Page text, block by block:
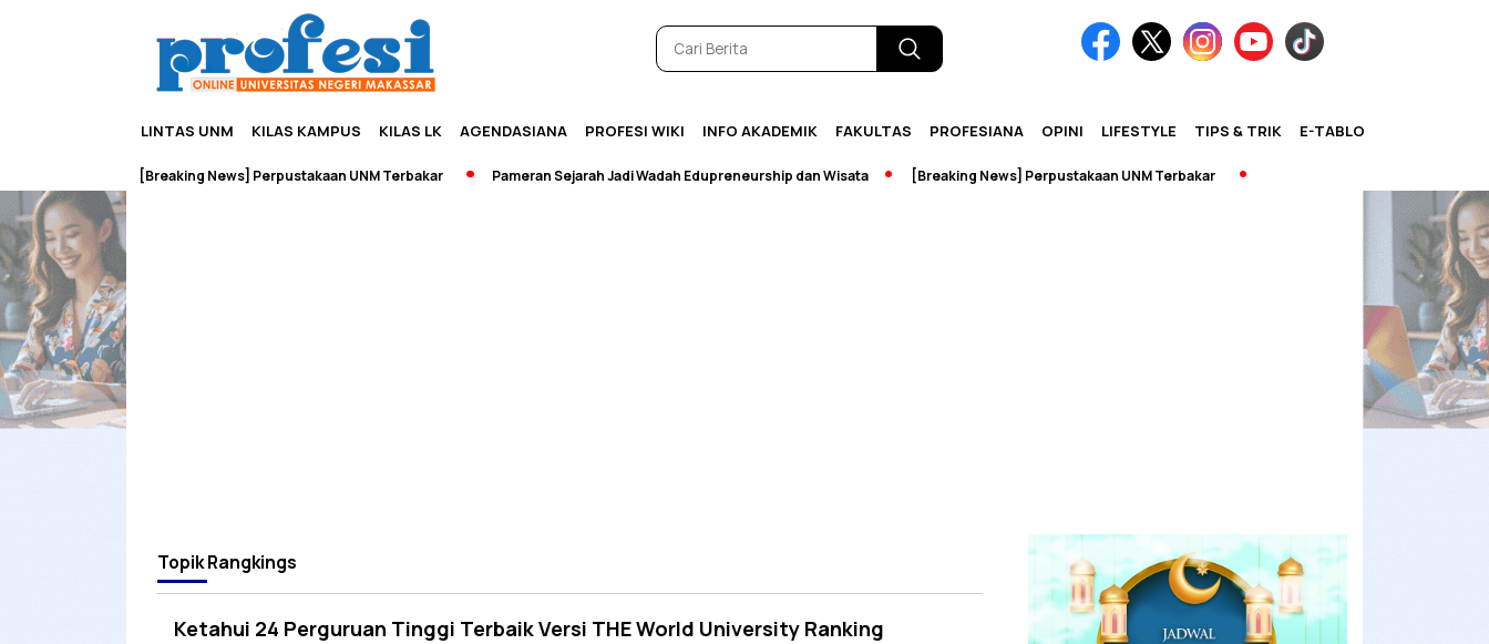
LINTAS UNM KILAS KAMPUS KILAS LK AGENDASIANA PROFESI WIKI INFO AKADEMIK FAKULTAS PROFESIANA OPINI LIFESTYLE TIPS & TRIK E-TABLOID
[Breaking News] Perpustakaan UNM Terbakar Pameran Sejarah Jadi Wadah Edupreneurship dan Wisata [Breaking News] Perpustakaan UNM Terbakar
TopikRangkings
Ketahui 24 Perguruan Tinggi Terbaik Versi THE World University Ranking